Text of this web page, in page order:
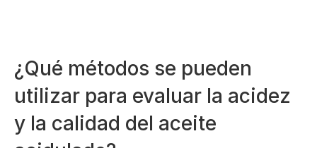
¿Qué métodos se pueden
utilizar para evaluar la acidez
y la calidad del aceite